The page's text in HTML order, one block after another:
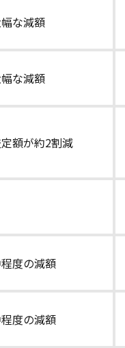
な減額
な減額
額が約2割減
度の減額
度の減額